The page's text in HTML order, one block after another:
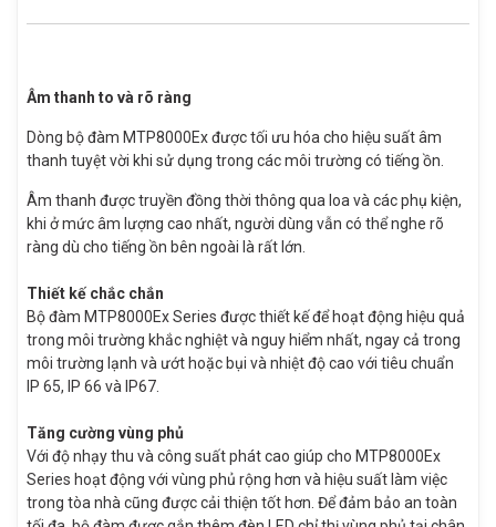
Âm thanh to và rõ ràng
Dòng bộ đàm MTP8000Ex được tối ưu hóa cho hiệu suất âm
thanh tuyệt vời khi sử dụng trong các môi trường có tiếng ồn.
Âm thanh được truyền đồng thời thông qua loa và các phụ kiện,
khi ở mức âm lượng cao nhất, người dùng vẫn có thể nghe rõ
ràng dù cho tiếng ồn bên ngoài là rất lớn.
Thiết kế chắc chắn
Bộ đàm MTP8000Ex Series được thiết kế để hoạt động hiệu quả
trong môi trường khắc nghiệt và nguy hiểm nhất, ngay cả trong
môi trường lạnh và ướt hoặc bụi và nhiệt độ cao với tiêu chuẩn
IP 65, IP 66 và IP67.
Tăng cường vùng phủ
Với độ nhạy thu và công suất phát cao giúp cho MTP8000Ex
Series hoạt động với vùng phủ rộng hơn và hiệu suất làm việc
trong tòa nhà cũng được cải thiện tốt hơn. Để đảm bảo an toàn